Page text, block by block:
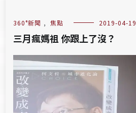
360°新聞 , 焦點 2019-04-19
三月瘋媽祖 你跟上了沒？